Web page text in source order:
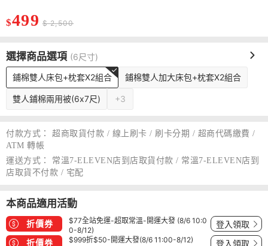
$499 $ 2,500
選擇商品選項 (6尺寸)
鋪棉雙人床包+枕套X2組合 鋪棉雙人加大床包+枕套X2組合
雙人鋪棉兩用被(6x7尺) +3
付款方式：
超商取貨付款 / 線上刷卡 / 刷卡分期 / 超商代碼繳費 /
ATM 轉帳
運送方式：
常溫7-ELEVEN店到店取貨付款 / 常溫7-ELEVEN店到
店取貨不付款 / 宅配
本商品適用活動
折價券
$77全站免運-超取常溫-開運大發 (8/6 10:0
0-8/12)
登入領取
折價券 $999折$50-開運大發(8/6 11:00-8/12) 登入領取